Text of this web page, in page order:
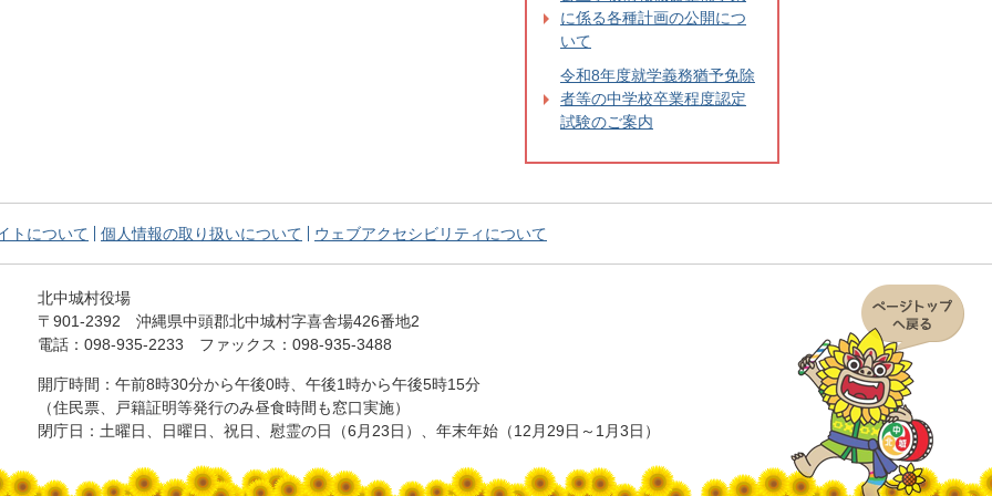
に係る各種計画の公開につ
いて
令和8年度就学義務猶予免除
者等の中学校卒業程度認定
試験のご案内
トについて 個人情報の取り扱いについて ウェブアクセシビリティについて
北中城村役場
〒901-2392 沖縄県中頭郡北中城村字喜舎場426番地2
電話：098-935-2233 ファックス：098-935-3488
開庁時間：午前8時30分から午後0時、 午後1時から午後5時15分
（住民票、戸籍証明等発行のみ昼食時間も窓口実施）
閉庁日：土曜日、日曜日、祝日、慰霊の日（6月23日）、年末年始（12月29日～1月3日）